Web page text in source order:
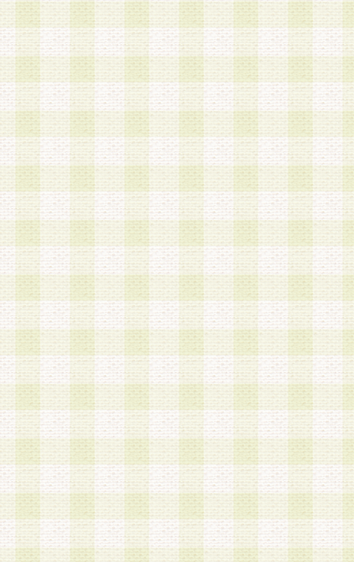
加する際には、前条に基づき当社から付与された
スワードを使用するものとします。
2.登録の際に当社が付与したログインIDおよびパ
の使用に関しては、全て会員本人がその責任を負
3.会員は、当社から付与されたログインIDおよび
貸与、名義変更、売買その他形態を問わず第三者
ならないものとします。
4.当社は、会員によるログインIDおよびパスワー
盗用など第三者の利用に伴う損害の発生について
き事由の有無、その他原因の如何を問わず、一切
のとします。
第5条 会員の登録情報
1.当社は、会員の登録情報に含まれる氏名・住所
アドレス等会員個人を識別できる情報を当社が別
シーポリシー
」に基づき適切に取り扱うものとし
は、当該個人情報を以下の各号に定める目的に利
す。なお、これら事項以外の目的で個人情報を利
かじめ会員の同意を得たうえで利用するものとし
a.本サービスの実施または運営
b.本サービスに係る謝礼、景品、調査サンプル品
c.会員からの電話、メール等の問い合わせなどへ
d.その他これらに付随する業務
2.当社は、会員個人を識別することのできる情報
会員情報を本人の承諾なく第三者に開示すること